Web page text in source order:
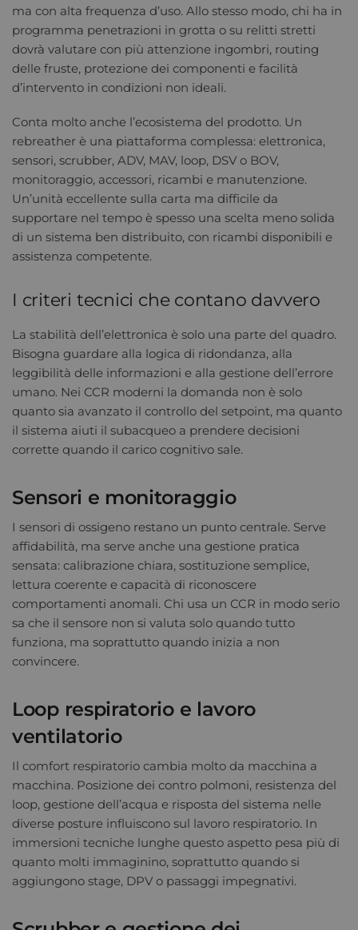
ma con alta frequenza d’uso. Allo stesso modo, chi ha in
programma penetrazioni in grotta o su relitti stretti
dovrà valutare con più attenzione ingombri, routing
delle fruste, protezione dei componenti e facilità
d’intervento in condizioni non ideali.
Conta molto anche l’ecosistema del prodotto. Un
rebreather è una piattaforma complessa: elettronica,
sensori, scrubber, ADV, MAV, loop, DSV o BOV,
monitoraggio, accessori, ricambi e manutenzione.
Un’unità eccellente sulla carta ma difficile da
supportare nel tempo è spesso una scelta meno solida
di un sistema ben distribuito, con ricambi disponibili e
assistenza competente.
I criteri tecnici che contano davvero
La stabilità dell’elettronica è solo una parte del quadro.
Bisogna guardare alla logica di ridondanza, alla
leggibilità delle informazioni e alla gestione dell’errore
umano. Nei CCR moderni la domanda non è solo
quanto sia avanzato il controllo del setpoint, ma quanto
il sistema aiuti il subacqueo a prendere decisioni
corrette quando il carico cognitivo sale.
Sensori e monitoraggio
I sensori di ossigeno restano un punto centrale. Serve
affidabilità, ma serve anche una gestione pratica
sensata: calibrazione chiara, sostituzione semplice,
lettura coerente e capacità di riconoscere
comportamenti anomali. Chi usa un CCR in modo serio
sa che il sensore non si valuta solo quando tutto
funziona, ma soprattutto quando inizia a non
convincere.
Loop respiratorio e lavoro
ventilatorio
Il comfort respiratorio cambia molto da macchina a
macchina. Posizione dei contro polmoni, resistenza del
loop, gestione dell’acqua e risposta del sistema nelle
diverse posture influiscono sul lavoro respiratorio. In
immersioni tecniche lunghe questo aspetto pesa più di
quanto molti immaginino, soprattutto quando si
aggiungono stage, DPV o passaggi impegnativi.